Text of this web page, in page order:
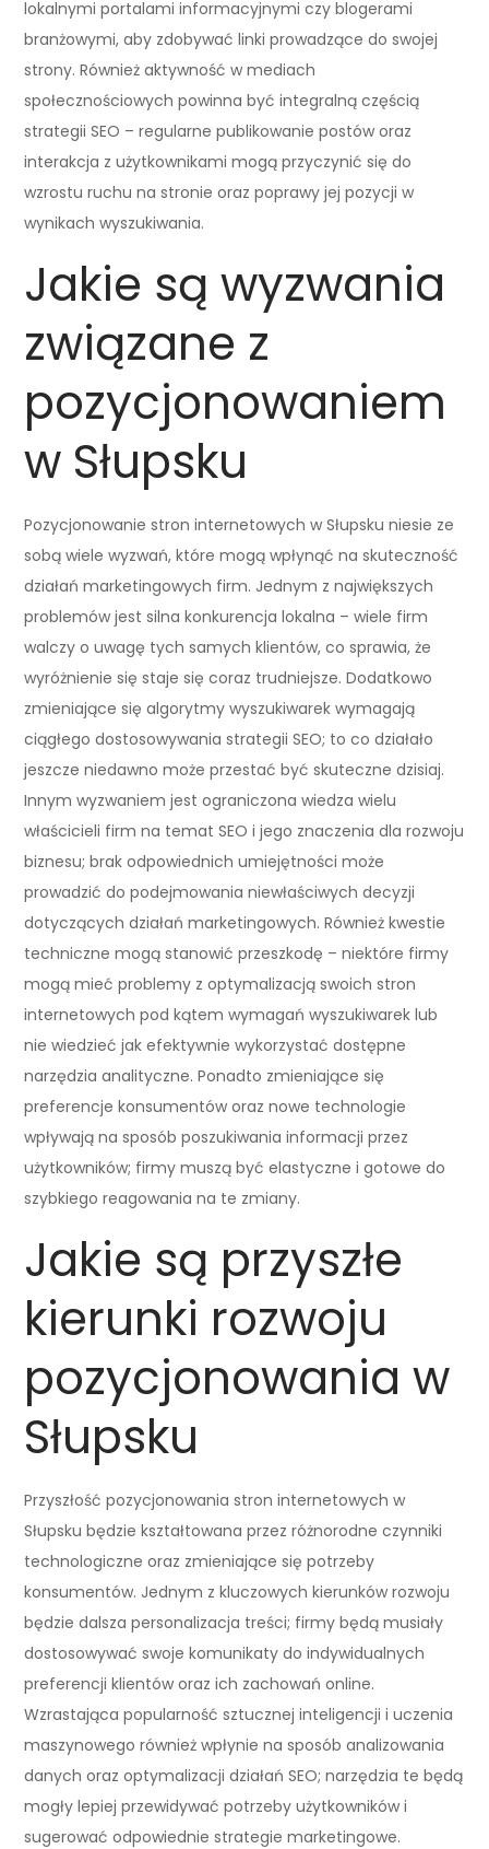
lokalnymi portalami informacyjnymi czy blogerami
branżowymi, aby zdobywać linki prowadzące do swojej
strony. Również aktywność w mediach
społecznościowych powinna być integralną częścią
strategii SEO – regularne publikowanie postów oraz
interakcja z użytkownikami mogą przyczynić się do
wzrostu ruchu na stronie oraz poprawy jej pozycji w
wynikach wyszukiwania.
Jakie są wyzwania
związane z
pozycjonowaniem
w Słupsku
Pozycjonowanie stron internetowych w Słupsku niesie ze
sobą wiele wyzwań, które mogą wpłynąć na skuteczność
działań marketingowych firm. Jednym z największych
problemów jest silna konkurencja lokalna – wiele firm
walczy o uwagę tych samych klientów, co sprawia, że
wyróżnienie się staje się coraz trudniejsze. Dodatkowo
zmieniające się algorytmy wyszukiwarek wymagają
ciągłego dostosowywania strategii SEO; to co działało
jeszcze niedawno może przestać być skuteczne dzisiaj.
Innym wyzwaniem jest ograniczona wiedza wielu
właścicieli firm na temat SEO i jego znaczenia dla rozwoju
biznesu; brak odpowiednich umiejętności może
prowadzić do podejmowania niewłaściwych decyzji
dotyczących działań marketingowych. Również kwestie
techniczne mogą stanowić przeszkodę – niektóre firmy
mogą mieć problemy z optymalizacją swoich stron
internetowych pod kątem wymagań wyszukiwarek lub
nie wiedzieć jak efektywnie wykorzystać dostępne
narzędzia analityczne. Ponadto zmieniające się
preferencje konsumentów oraz nowe technologie
wpływają na sposób poszukiwania informacji przez
użytkowników; firmy muszą być elastyczne i gotowe do
szybkiego reagowania na te zmiany.
Jakie są przyszłe
kierunki rozwoju
pozycjonowania w
Słupsku
Przyszłość pozycjonowania stron internetowych w
Słupsku będzie kształtowana przez różnorodne czynniki
technologiczne oraz zmieniające się potrzeby
konsumentów. Jednym z kluczowych kierunków rozwoju
będzie dalsza personalizacja treści; firmy będą musiały
dostosowywać swoje komunikaty do indywidualnych
preferencji klientów oraz ich zachowań online.
Wzrastająca popularność sztucznej inteligencji i uczenia
maszynowego również wpłynie na sposób analizowania
danych oraz optymalizacji działań SEO; narzędzia te będą
mogły lepiej przewidywać potrzeby użytkowników i
sugerować odpowiednie strategie marketingowe.